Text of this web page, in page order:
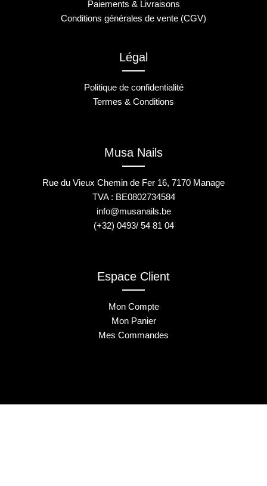
Paiements & Livraisons
Conditions générales de vente (CGV)
Légal
Politique de confidentialité
Termes & Conditions
Musa Nails
Rue du Vieux Chemin de Fer 16, 7170 Manage
TVA : BE0802734584
info@musanails.be
(+32) 0493/ 54 81 04
Espace Client
Mon Compte
Mon Panier
Mes Commandes